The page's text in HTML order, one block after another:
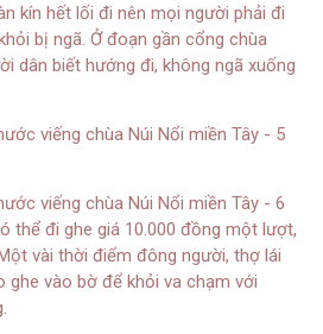
kín hết lối đi nên mọi người phải đi
bị ngã. Ở đoạn gần cổng chùa
dân biết hướng đi, không ngã xuống
thể đi ghe giá 10.000 đồng một lượt,
vài thời điểm đông người, thợ lái
ghe vào bờ để khỏi va chạm với